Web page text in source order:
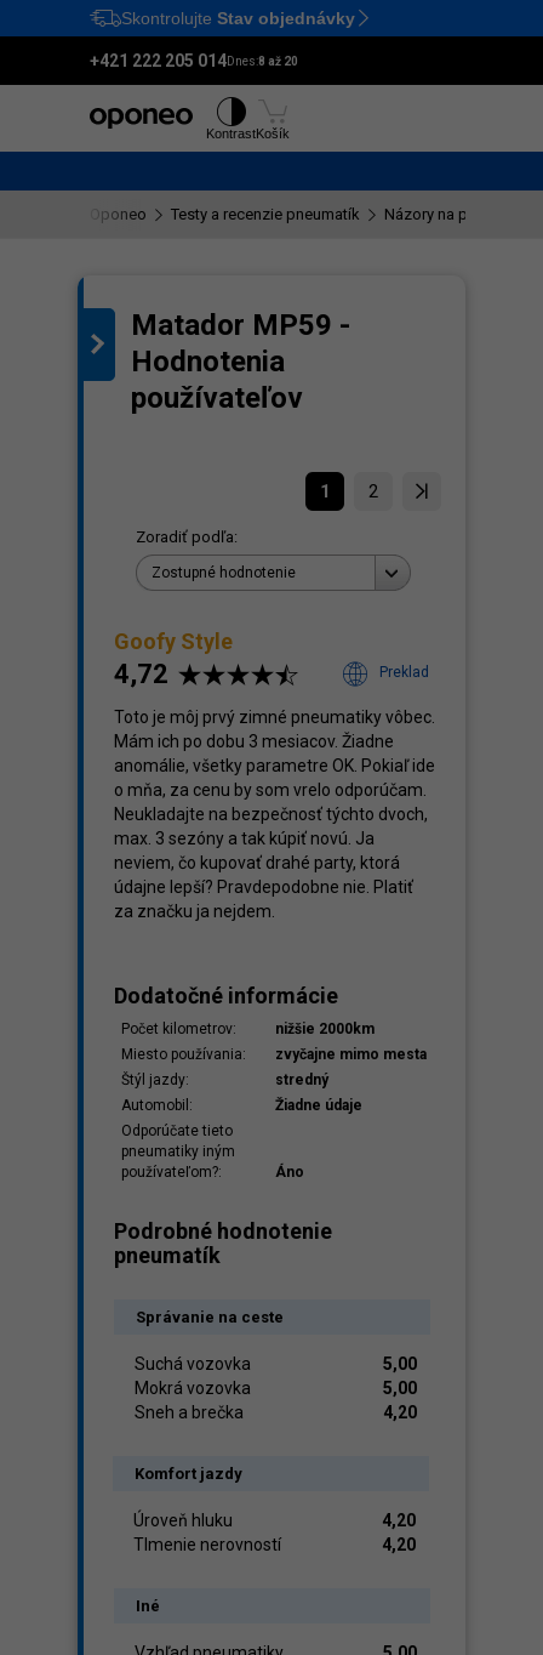
Ctrl M
Skontrolujte Stav objednávky
+421 222 205 014Dnes:8 až 20
KontrastKošík
Oponeo Testy a recenzie pneumatík Názory na
Matador MP59 -
Hodnotenia
používateľov
1 2
Zoradiť podľa:
Zostupné hodnotenie
Goofy Style
4,72 Preklad
Toto je môj prvý zimné pneumatiky vôbec.
Mám ich po dobu 3 mesiacov. Žiadne
anomálie, všetky parametre OK. Pokiaľ ide
o mňa, za cenu by som vrelo odporúčam.
Neukladajte na bezpečnosť týchto dvoch,
max. 3 sezóny a tak kúpiť novú. Ja
neviem, čo kupovať drahé party, ktorá
údajne lepší? Pravdepodobne nie. Platiť
za značku ja nejdem.
Dodatočné informácie
Počet kilometrov:
nižšie 2000km
Miesto používania:
zvyčajne mimo mesta
Štýl jazdy:
stredný
Automobil:
Žiadne údaje
Odporúčate tieto
pneumatiky iným
používateľom?:
Áno
Podrobné hodnotenie
pneumatík
Správanie na ceste
Suchá vozovka
5,00
Mokrá vozovka
5,00
Sneh a brečka
4,20
Komfort jazdy
Úroveň hluku
4,20
Tlmenie nerovností
4,20
Iné